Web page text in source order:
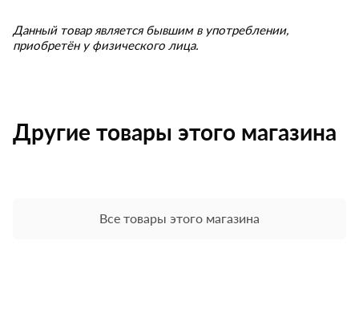
Данный товар является бывшим в употреблении,
приобретён у физического лица.
Другие товары этого магазина
Все товары этого магазина